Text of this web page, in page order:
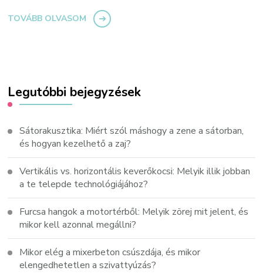
TOVÁBB OLVASOM
Legutóbbi bejegyzések
Sátorakusztika: Miért szól máshogy a zene a sátorban,
és hogyan kezelhető a zaj?
Vertikális vs. horizontális keverőkocsi: Melyik illik jobban
a te telepde technológiájához?
Furcsa hangok a motortérből: Melyik zörej mit jelent, és
mikor kell azonnal megállni?
Mikor elég a mixerbeton csúszdája, és mikor
elengedhetetlen a szivattyúzás?